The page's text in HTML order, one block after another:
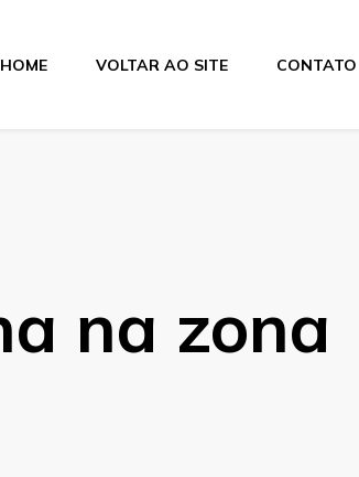
HOME VOLTAR AO SITE CONTATO
na zona